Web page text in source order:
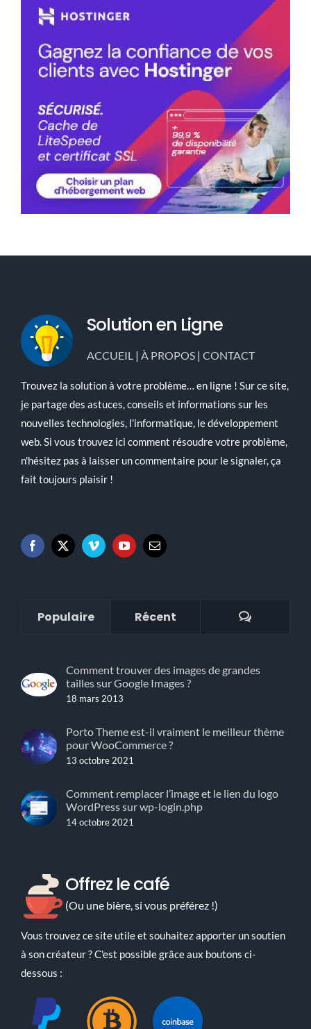
Solution en Ligne
ACCUEIL | À PROPOS | CONTACT
Trouvez la solution à votre problème… en ligne ! Sur ce site,
je partage des astuces, conseils et informations sur les
nouvelles technologies, l'informatique, le développement
web. Si vous trouvez ici comment résoudre votre problème,
n'hésitez pas à laisser un commentaire pour le signaler, ça
fait toujours plaisir !
Populaire Récent
Comment trouver des images de grandes
tailles sur Google Images ?
18 mars 2013
Porto Theme est-il vraiment le meilleur thème
pour WooCommerce ?
13 octobre 2021
Comment remplacer l’image et le lien du logo
WordPress sur wp-login.php
14 octobre 2021
Offrez le café
(Ou une bière, si vous préférez !)
Vous trouvez ce site utile et souhaitez apporter un soutien
à son créateur ? C'est possible grâce aux boutons ci-
dessous :